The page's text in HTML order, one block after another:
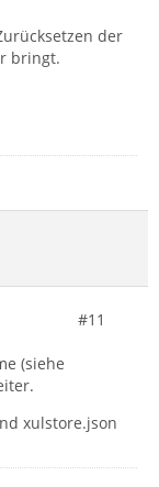
der
bringt.
#11
(siehe
xulstore.json